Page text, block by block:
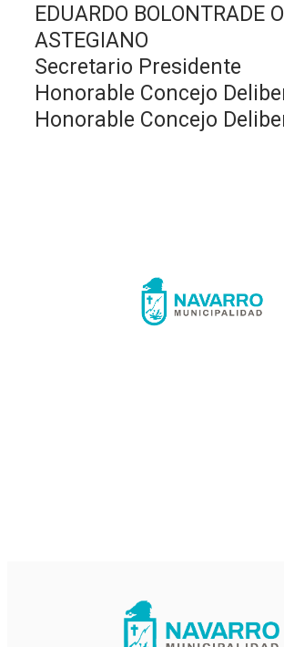
EDUARDO BOLONTRADE
ASTEGIANO
Secretario Presidente
Honorable Concejo
Honorable Concejo